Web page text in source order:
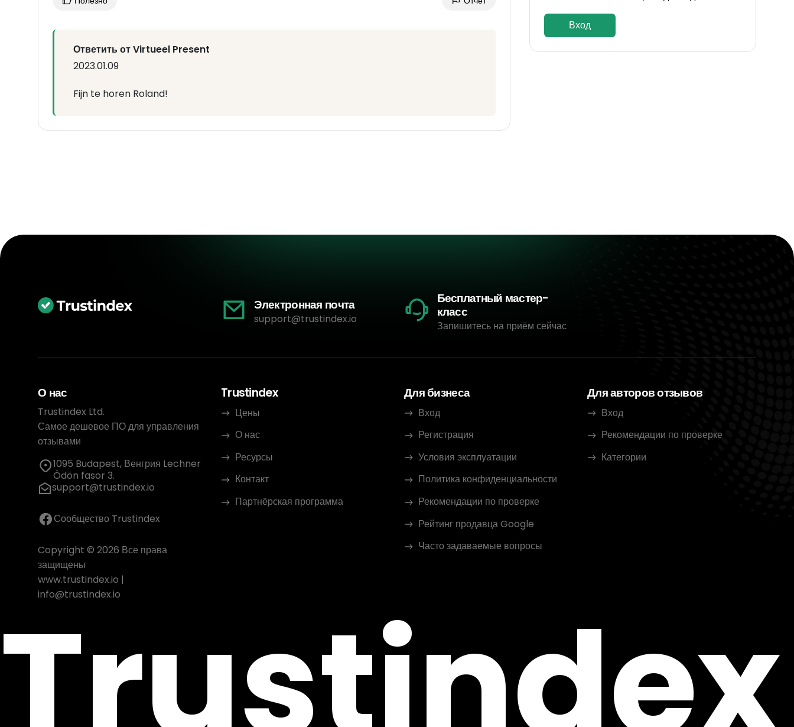
Ответить от Virtueel Present
2023.01.09
Fijn te horen Roland!
Вход
Электронная почта
support@trustindex.io
Бесплатный мастер-
класс
Запишитесь на приём сейчас
О нас
Trustindex Ltd.
Самое дешевое ПО для управления
отзывами
1095 Budapest, Венгрия Lechner
Ödön fasor 3.
support@trustindex.io
Сообщество Trustindex
Copyright © 2026 Все права
защищены
www.trustindex.io |
info@trustindex.io
Trustindex
Цены
О нас
Ресурсы
Контакт
Партнёрская программа
Для бизнеса
Вход
Регистрация
Условия эксплуатации
Политика конфиденциальности
Рекомендации по проверке
Рейтинг продавца Google
Часто задаваемые вопросы
Для авторов отзывов
Вход
Рекомендации по проверке
Категории
Trustindex